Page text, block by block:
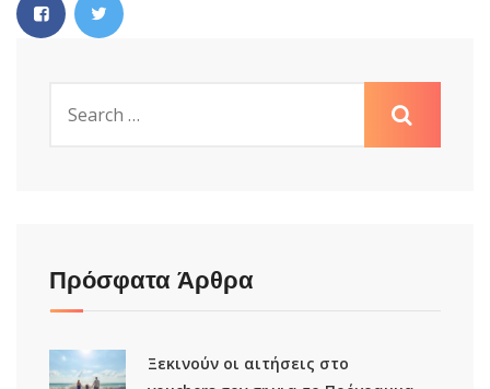
Πρόσφατα Άρθρα
Ξεκινούν οι αιτήσεις στο